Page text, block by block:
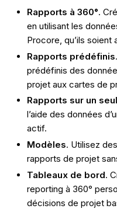
Rapports à 360°.
en utilisant les
Procore, qu’ils
Rapports prédéfinis
prédéfinis des
projet aux cartes de
Rapports sur un
l’aide des données
actif.
Modèles. Utilisez
rapports de projet
Tableaux de bord.
reporting à 360°
décisions de projet